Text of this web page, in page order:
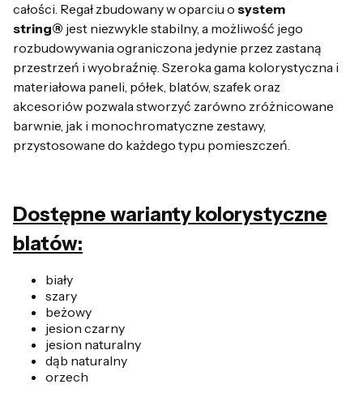
całości. Regał zbudowany w oparciu o system
string® jest niezwykle stabilny, a możliwość jego
rozbudowywania ograniczona jedynie przez zastaną
przestrzeń i wyobraźnię. Szeroka gama kolorystyczna i
materiałowa paneli, półek, blatów, szafek oraz
akcesoriów pozwala stworzyć zarówno zróżnicowane
barwnie, jak i monochromatyczne zestawy,
przystosowane do każdego typu pomieszczeń.
Dostępne warianty kolorystyczne
blatów:
biały
szary
beżowy
jesion czarny
jesion naturalny
dąb naturalny
orzech